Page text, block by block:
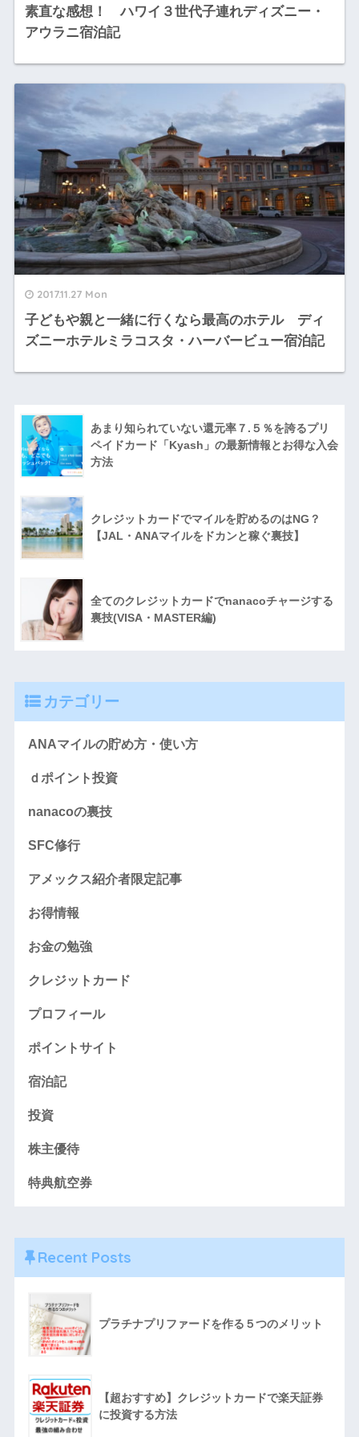
素直な感想！ ハワイ３世代子連れディズニー・
アウラニ宿泊記
2017.11.27 Mon
子どもや親と一緒に行くなら最高のホテル ディ
ズニーホテルミラコスタ・ハーバービュー宿泊記
あまり知られていない還元率７.５％を誇るプリ
ペイドカード「Kyash」の最新情報とお得な入会
方法
クレジットカードでマイルを貯めるのはNG？
【JAL・ANAマイルをドカンと稼ぐ裏技】
全てのクレジットカードでnanacoチャージする
裏技(VISA・MASTER編)
カテゴリー
ANAマイルの貯め方・使い方
ｄポイント投資
nanacoの裏技
SFC修行
アメックス紹介者限定記事
お得情報
お金の勉強
クレジットカード
プロフィール
ポイントサイト
宿泊記
投資
株主優待
特典航空券
Recent Posts
プラチナプリファードを作る５つのメリット
【超おすすめ】クレジットカードで楽天証券
に投資する方法